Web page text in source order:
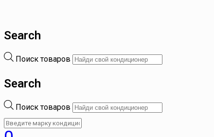
Search
Поиск товаров
Search
Поиск товаров